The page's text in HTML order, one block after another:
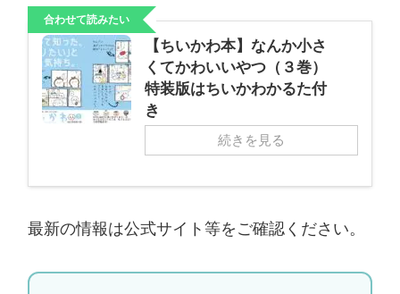
合わせて読みたい
【ちいかわ本】なんか小さ
くてかわいいやつ（３巻）
特装版はちいかわかるた付
き
続きを見る
最新の情報は公式サイト等をご確認ください。